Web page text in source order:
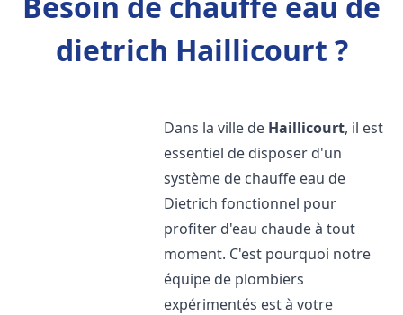
dietrich Haillicourt ?
Dans la ville de Haillicourt, il est
essentiel de disposer d'un
système de chauffe eau de
Dietrich fonctionnel pour
profiter d'eau chaude à tout
moment. C'est pourquoi notre
équipe de plombiers
expérimentés est à votre